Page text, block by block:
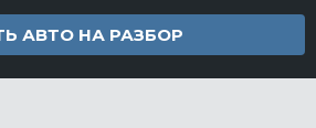
АВТО НА РАЗБОР